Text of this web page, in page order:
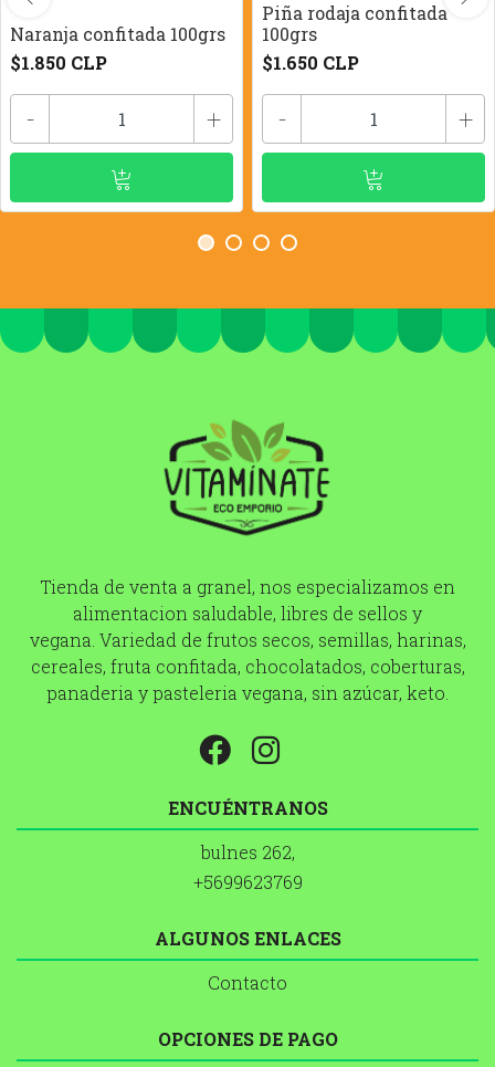
Naranja confitada 100grs
$1.850 CLP
- +
Piña rodaja confitada
100grs
$1.650 CLP
- +
Tienda de venta a granel, nos especializamos en
alimentacion saludable, libres de sellos y
vegana. Variedad de frutos secos, semillas, harinas,
cereales, fruta confitada, chocolatados, coberturas,
panaderia y pasteleria vegana, sin azúcar, keto.
ENCUÉNTRANOS
bulnes 262,
+5699623769
ALGUNOS ENLACES
Contacto
OPCIONES DE PAGO